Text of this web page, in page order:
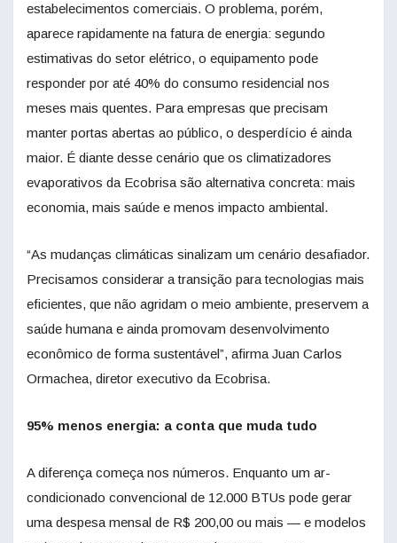
estabelecimentos comerciais. O problema, porém,
aparece rapidamente na fatura de energia: segundo
estimativas do setor elétrico, o equipamento pode
responder por até 40% do consumo residencial nos
meses mais quentes. Para empresas que precisam
manter portas abertas ao público, o desperdício é ainda
maior. É diante desse cenário que os climatizadores
evaporativos da Ecobrisa são alternativa concreta: mais
economia, mais saúde e menos impacto ambiental.
“As mudanças climáticas sinalizam um cenário desafiador.
Precisamos considerar a transição para tecnologias mais
eficientes, que não agridam o meio ambiente, preservem a
saúde humana e ainda promovam desenvolvimento
econômico de forma sustentável”, afirma Juan Carlos
Ormachea, diretor executivo da Ecobrisa.
95% menos energia: a conta que muda tudo
A diferença começa nos números. Enquanto um ar-
condicionado convencional de 12.000 BTUs pode gerar
uma despesa mensal de R$ 200,00 ou mais — e modelos